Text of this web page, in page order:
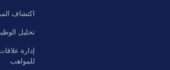
اكتشاف
تحليل
إدارة
للمواهب